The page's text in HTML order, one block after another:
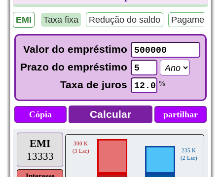
EMI Taxa fixa Redução do saldo Pagamento
Valor do empréstimo
Prazo do empréstimo
Taxa de juros
%
Cópia partilhar
EMI
13333
300 K
(3 Lac)
235 K
(2 Lac)